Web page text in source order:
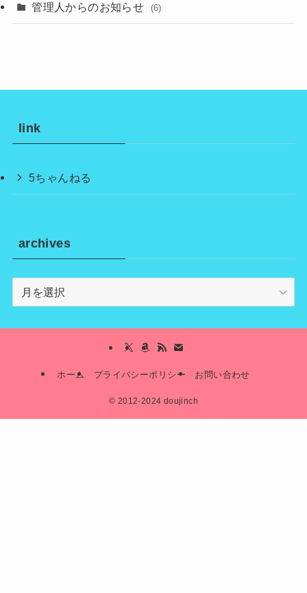
管理人からのお知らせ (6)
link
5ちゃんねる
archives
archives
ホーム プライバシーポリシー お問い合わせ
© 2012-2024 doujinch